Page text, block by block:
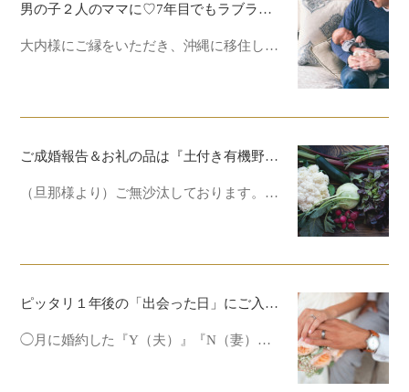
男の子２人のママに♡7年目でもラブラブ♡私の幸せ習慣と秘訣 in 沖縄♡
大内様にご縁をいただき、沖縄に移住し…
ご成婚報告＆お礼の品は『土付き有機野菜と濃厚ジュース』
（旦那様より）ご無沙汰しております。…
ピッタリ１年後の「出会った日」にご入籍。
◯月に婚約した『Y（夫）』『N（妻）…